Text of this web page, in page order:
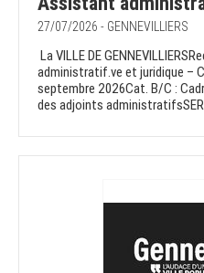
27/07/2026 - GENNEVILLIERS
La VILLE DE
administratif.ve et juridique –
septembre 2026Cat. B/C :
des adjoints